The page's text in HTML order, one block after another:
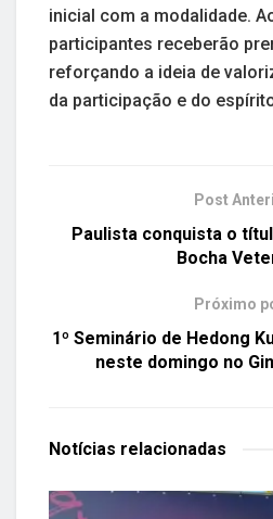
inicial com a modalidade.
participantes receberão
reforçando a ideia de
da participação e do
Post
Paulista conquista o
Bocha
Próximo
1º Seminário de Hedong
neste domingo no
Notícias relacionadas